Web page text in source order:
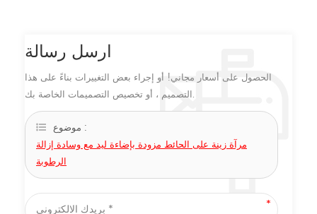
ارسل رسالة
الحصول على أسعار مجاني! أو إجراء بعض التغييرات بناءً على هذا
التصميم ، أو تخصيص التصميمات الخاصة بك.
موضوع :
مرآة زينة على الحائط مزودة بإضاءة ليد مع وسادة إزالة
الرطوبة